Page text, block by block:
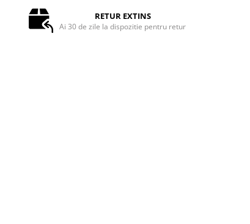
RETUR EXTINS
Ai 30 de zile la dispozitie pentru retur